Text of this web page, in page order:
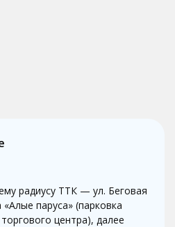
радиусу ТТК — ул. Беговая
паруса» (парковка
центра), далее